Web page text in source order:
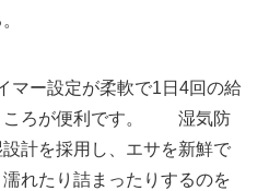
マー設定が柔軟で1日4回の給
ころが便利です。 湿気防
計を採用し、エサを新鮮で
れたり詰まったりするのを